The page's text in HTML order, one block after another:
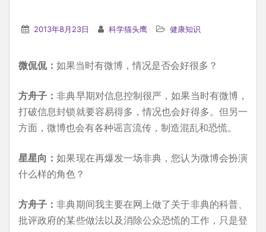
2013年8月23日 科学猫头鹰 健康知识
微侃侃： 如果当时有微博，情况是否会好很多？
方舟子：非典早期对信息控制很严，如果当时有微博，
打破信息封锁就要容易得多，情况也会好得多。但另一
方面，微博也会有各种谣言流传，制造混乱和恐慌。
星星向：如果现在再爆发一场非典，您认为微博会扮演
什么样的角色？
方舟子：非典期间我主要在网上做了关于非典的科普、
批评政府的某些做法以及消除公众恐慌的工作，只是登